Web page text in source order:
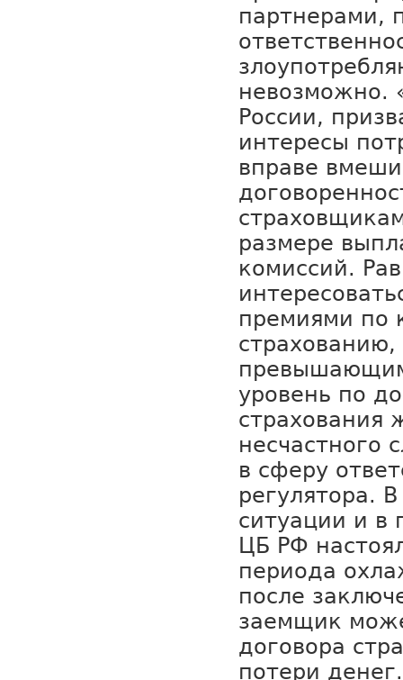
партнерами,
невозможно.
России,
интересы
вправе
размере
комиссий.
премиями по
страхованию,
уровень по
страхования
несчастного
в сферу
регулятора.
ситуации и
ЦБ РФ
периода
после
заемщик
договора
потери